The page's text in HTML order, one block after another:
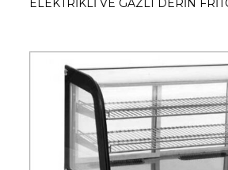
ELEKTRİKLİ VE GAZLI DERİN